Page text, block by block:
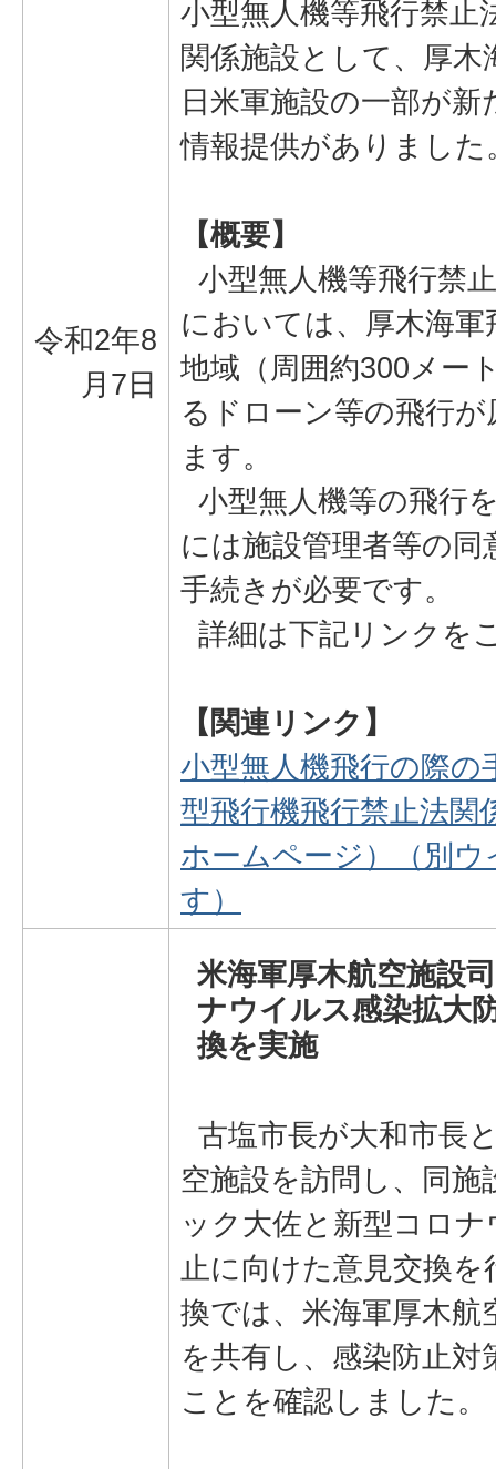
令和2年8
月7日
小型無人機等飛行禁止
関係施設として、厚木
日米軍施設の一部が
情報提供がありました
【概要】
小型無人機等飛行禁
においては、厚木海
地域（周囲約300メー
るドローン等の飛行
ます。
小型無人機等の飛行
には施設管理者等の
手続きが必要です。
詳細は下記リンクを
【関連リンク】
小型無人機飛行の際
型飛行機飛行禁止法関
ホームページ）（別
す）
米海軍厚木航空施設
ナウイルス感染拡大
換を実施
古塩市長が大和市長
空施設を訪問し、同
ック大佐と新型コロ
止に向けた意見交換
換では、米海軍厚木航
を共有し、感染防止
ことを確認しました。